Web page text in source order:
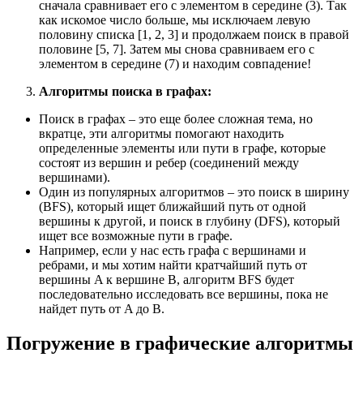
сначала сравнивает его с элементом в середине (3). Так
как искомое число больше, мы исключаем левую
половину списка [1, 2, 3] и продолжаем поиск в правой
половине [5, 7]. Затем мы снова сравниваем его с
элементом в середине (7) и находим совпадение!
Алгоритмы поиска в графах:
Поиск в графах – это еще более сложная тема, но
вкратце, эти алгоритмы помогают находить
определенные элементы или пути в графе, которые
состоят из вершин и ребер (соединений между
вершинами).
Один из популярных алгоритмов – это поиск в ширину
(BFS), который ищет ближайший путь от одной
вершины к другой, и поиск в глубину (DFS), который
ищет все возможные пути в графе.
Например, если у нас есть графа с вершинами и
ребрами, и мы хотим найти кратчайший путь от
вершины A к вершине B, алгоритм BFS будет
последовательно исследовать все вершины, пока не
найдет путь от A до B.
Погружение в графические алгоритмы